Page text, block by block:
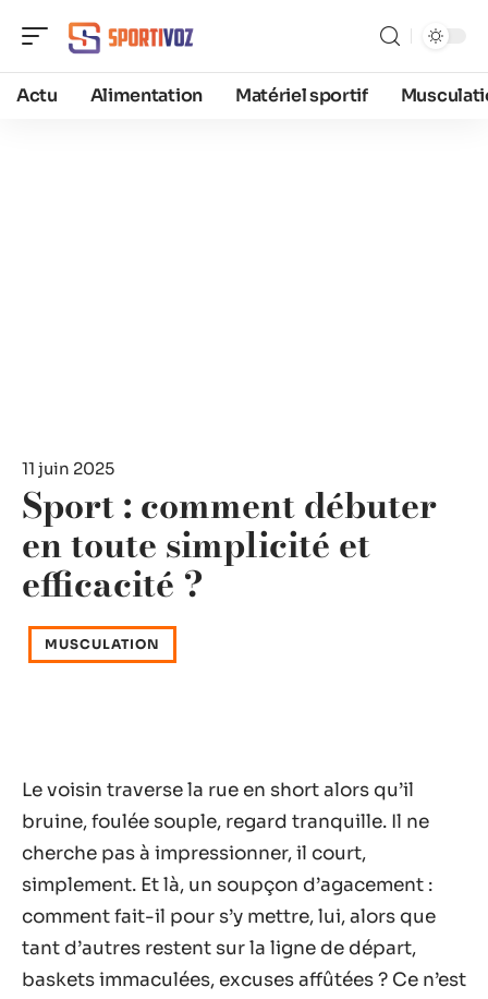
Actu Alimentation Matériel sportif
11 juin 2025
Sport : comment débuter
en toute simplicité et
efficacité ?
MUSCULATION
Le voisin traverse la rue en short alors qu’il
bruine, foulée souple, regard tranquille. Il ne
cherche pas à impressionner, il court,
simplement. Et là, un soupçon d’agacement :
comment fait-il pour s’y mettre, lui, alors que
tant d’autres restent sur la ligne de départ,
baskets immaculées, excuses affûtées ? Ce n’est